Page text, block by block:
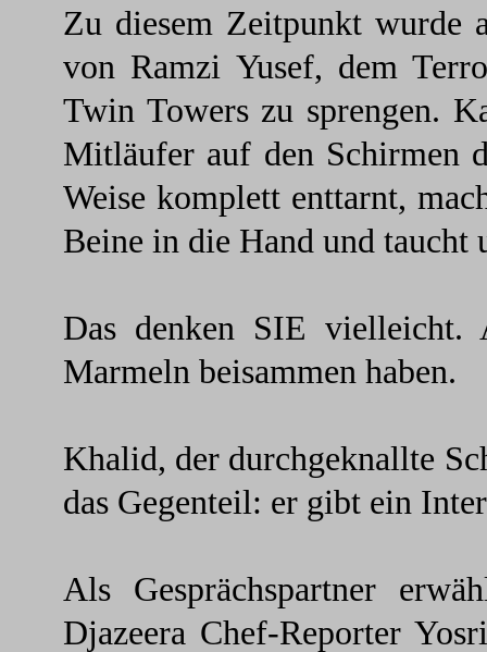
Zu diesem Zeitpunkt wurde
von Ramzi Yusef, dem
Twin Towers zu sprengen.
Mitläufer auf den Schirmen
Weise komplett enttarnt,
Beine in die Hand und taucht
Das denken SIE
Marmeln beisammen haben.
Khalid, der durchgeknallte
das Gegenteil: er gibt ein
Als Gesprächspartner
Djazeera Chef-Reporter